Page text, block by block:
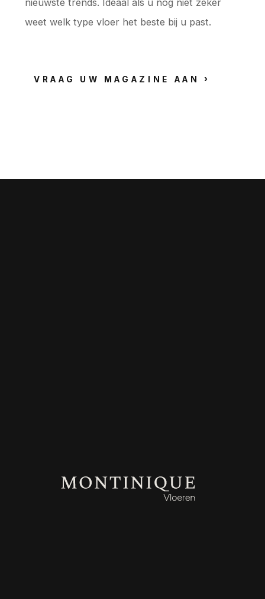
nieuwste trends. Ideaal als u nog niet zeker
weet welk type vloer het beste bij u past.
VRAAG UW MAGAZINE AAN